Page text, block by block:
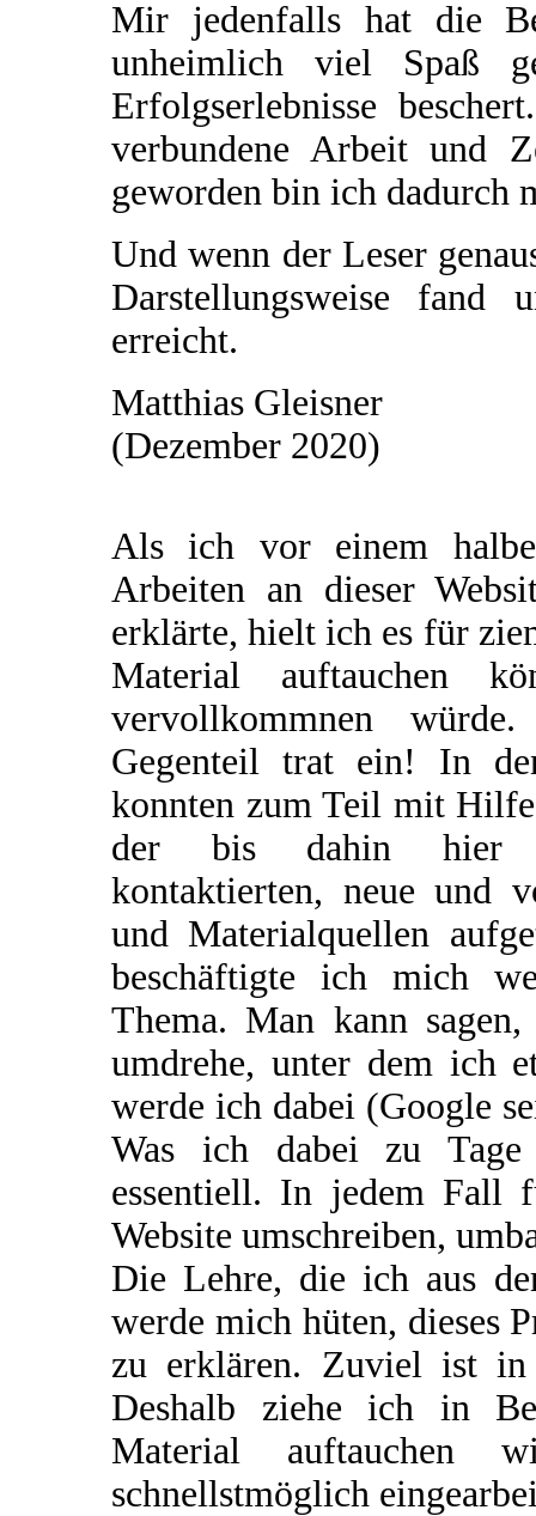
Mir jedenfalls hat die
unheimlich viel Spaß
Erfolgserlebnisse
verbundene Arbeit und
geworden bin ich dadurch
Und wenn der Leser
Darstellungsweise
erreicht.
Matthias Gleisner
(Dezember 2020)
Als ich vor einem
Arbeiten an dieser
erklärte, hielt ich es für
Material auftauchen
vervollkommnen
Gegenteil trat ein! In
konnten zum Teil mit
der bis dahin hier
kontaktierten, neue und
und Materialquellen
beschäftigte ich mich
Thema. Man kann
umdrehe, unter dem ich
werde ich dabei (Google
Was ich dabei zu
essentiell. In jedem Fall
Website umschreiben,
Die Lehre, die ich aus
werde mich hüten, dieses
zu erklären. Zuviel ist in
Deshalb ziehe ich in
Material auftauchen
schnellstmöglich